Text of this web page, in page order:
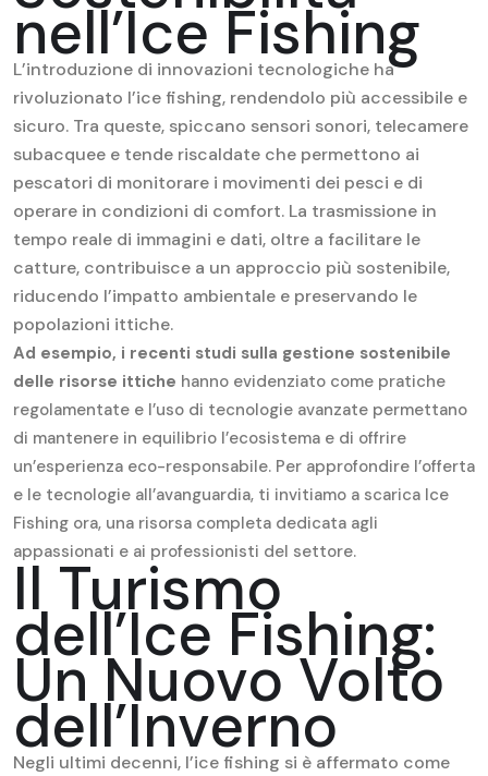
nell’Ice Fishing
L’introduzione di innovazioni tecnologiche ha
rivoluzionato l’ice fishing, rendendolo più accessibile e
sicuro. Tra queste, spiccano sensori sonori, telecamere
subacquee e tende riscaldate che permettono ai
pescatori di monitorare i movimenti dei pesci e di
operare in condizioni di comfort. La trasmissione in
tempo reale di immagini e dati, oltre a facilitare le
catture, contribuisce a un approccio più sostenibile,
riducendo l’impatto ambientale e preservando le
popolazioni ittiche.
Ad esempio, i recenti studi sulla gestione sostenibile
delle risorse ittiche hanno evidenziato come pratiche
regolamentate e l’uso di tecnologie avanzate permettano
di mantenere in equilibrio l’ecosistema e di offrire
un’esperienza eco-responsabile. Per approfondire l’offerta
e le tecnologie all’avanguardia, ti invitiamo a scarica Ice
Fishing ora, una risorsa completa dedicata agli
appassionati e ai professionisti del settore.
Il Turismo
dell’Ice Fishing:
Un Nuovo Volto
dell’Inverno
Negli ultimi decenni, l’ice fishing si è affermato come